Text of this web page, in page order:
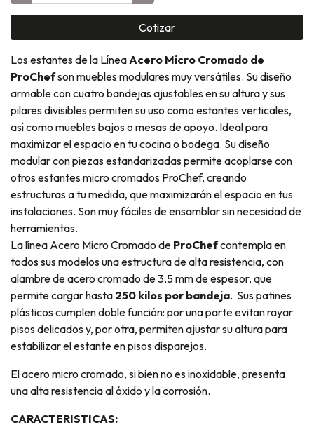
Cotizar
Los estantes de la LíneaAcero Micro Cromado de
ProChefson muebles modulares muy versátiles. Su diseño
armable con cuatro bandejas ajustables en su altura y sus
pilares divisibles permiten su uso como estantes verticales,
así como muebles bajos o mesas de apoyo. Ideal para
maximizar el espacio en tu cocina o bodega. Su diseño
modular con piezas estandarizadas permite acoplarse con
otros estantes micro cromados ProChef, creando
estructuras a tu medida, que maximizarán el espacio en tus
instalaciones. Son muy fáciles de ensamblar sin necesidad de
herramientas.
La línea Acero Micro Cromado de ProChefcontempla en
todos sus modelos una estructura de alta resistencia, con
alambre de acero cromado de 3,5 mm de espesor, que
permite cargar hasta 250 kilos por bandeja. Sus patines
plásticos cumplen doble función: por una parte evitan rayar
pisos delicados y, por otra, permiten ajustar su altura para
estabilizar el estante en pisos disparejos.
El acero micro cromado, si bien no es inoxidable, presenta
una alta resistencia al óxido y la corrosión.
CARACTERISTICAS: